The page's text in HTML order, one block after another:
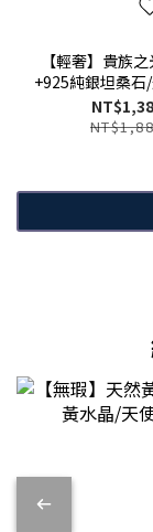
【輕奢】貴族
+925純銀坦桑石
洋之星